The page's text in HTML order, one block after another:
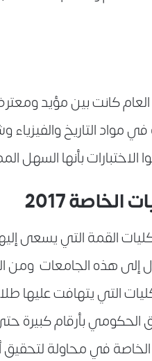
العام كانت بين مؤيد
في مواد التاريخ
بأنها السهل
2017
القمة التي يسعى
إلى هذه الجامعات ومن
التي يتهافت عليها
بأرقام كبيرة
الخاصة في محاولة